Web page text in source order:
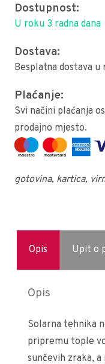
Dostupnost:
U roku 3 radna dana
Dostava:
Besplatna dostava u
Plaćanje:
Svi načini plaćanja
prodajno mjesto.
gotovina, kartica,
Opis Upit o
Opis
Solarna tehnika
pripremu tople
sunčevih zraka,